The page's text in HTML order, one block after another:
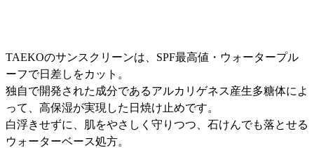
TAEKOのサンスクリーンは、SPF最高値・ウォータープル
ーフで日差しをカット。
独自で開発された成分であるアルカリゲネス産生多糖体によ
って、高保湿が実現した日焼け止めです。
白浮きせずに、肌をやさしく守りつつ、石けんでも落とせる
ウォーターベース処方。